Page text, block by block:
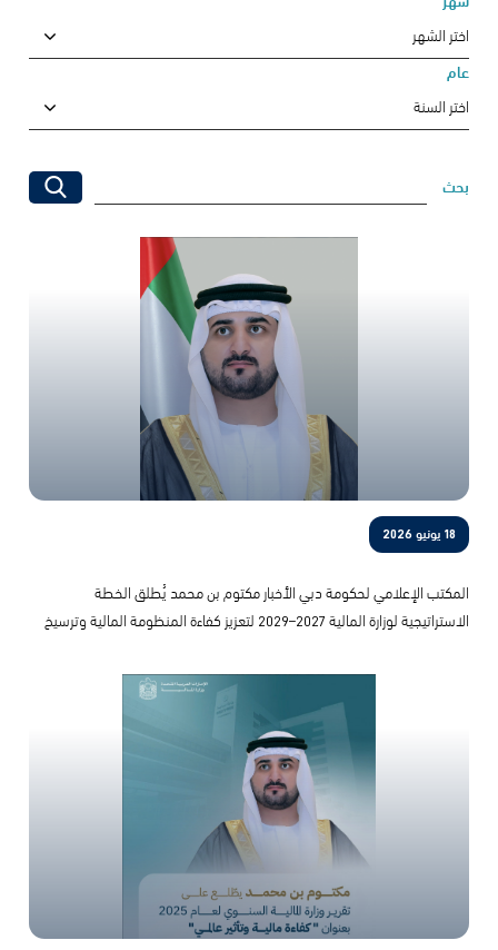
اختر الشهر ▾
عام
اختر السنة ▾
بحث
18 يونيو 2026
المكتب الإعلامي لحكومة دبي الأخبار مكتوم بن محمد يُطلق الخطة
الاستراتيجية لوزارة المالية 2027–2029 لتعزيز كفاءة المنظومة المالية وترسيخ